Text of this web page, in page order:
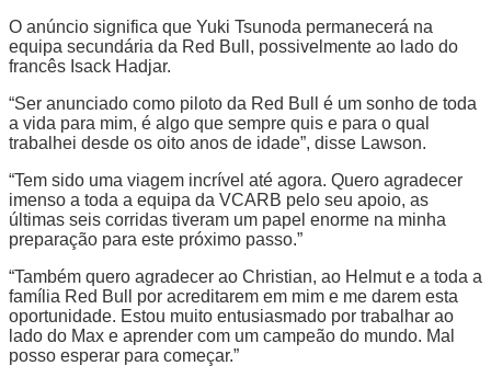
O anúncio significa que Yuki Tsunoda permanecerá na
equipa secundária da Red Bull, possivelmente ao lado do
francês Isack Hadjar.
“Ser anunciado como piloto da Red Bull é um sonho de toda
a vida para mim, é algo que sempre quis e para o qual
trabalhei desde os oito anos de idade”, disse Lawson.
“Tem sido uma viagem incrível até agora. Quero agradecer
imenso a toda a equipa da VCARB pelo seu apoio, as
últimas seis corridas tiveram um papel enorme na minha
preparação para este próximo passo.”
“Também quero agradecer ao Christian, ao Helmut e a toda a
família Red Bull por acreditarem em mim e me darem esta
oportunidade. Estou muito entusiasmado por trabalhar ao
lado do Max e aprender com um campeão do mundo. Mal
posso esperar para começar.”